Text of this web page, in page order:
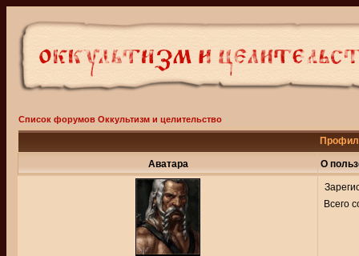
Список форумов Оккультизм и целительство
Аватара О
Всего